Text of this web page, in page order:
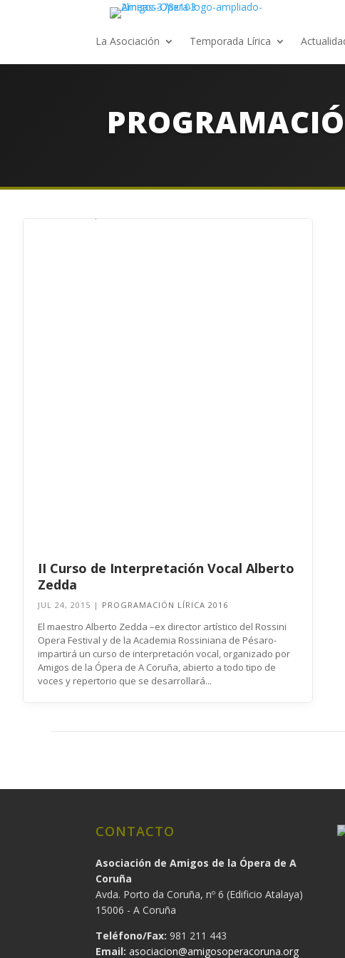
La Asociación Temporada Lírica
II Curso de Interpretación Vocal Alberto
Zedda
JUL 24, 2015 | PROGRAMACIÓN LÍRICA 2016
El maestro Alberto Zedda –ex director artístico del Rossini
Opera Festival y de la Academia Rossiniana de Pésaro-
impartirá un curso de interpretación vocal, organizado por
Amigos de la Ópera de A Coruña, abierto a todo tipo de
voces y repertorio que se desarrollará...
CONTACTO
Asociación de Amigos de la Ópera de A
Coruña
Avda. Porto da Coruña, nº 6 (Edificio Atalaya)
15006 - A Coruña
Teléfono/Fax: 981 211 443
Email: asociacion@amigosoperacoruna.org